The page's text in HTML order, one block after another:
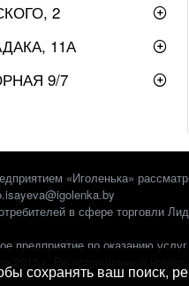
2
11А
9/7
«Иголенька»
в сфере торговли
предприятие по оказанию
2015 г. Регистрационный
сохранять ваш поиск,